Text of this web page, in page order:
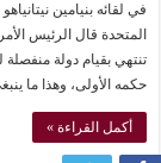
في لقائه بنيامين
المتحدة قال الرئيس
تنتهي بقيام دولة منفصلة
حكمه الأولى، وهذا ما
أكمل القراءة »